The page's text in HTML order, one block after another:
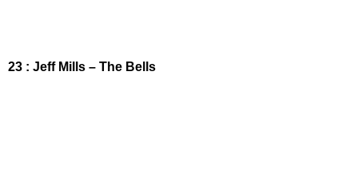
23 : Jeff Mills – The Bells